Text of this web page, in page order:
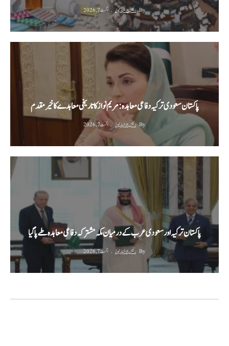
By رئیس الاخبار نیوز اگست 7, 2026
پاکستان سعودی ترکیہ دفاعی معاہدہ: مریم نواز کا تاریخی معاہدے کا خیرمقدم
By رئیس الاخبار نیوز اگست 7, 2026
پاکستان ترکیہ اور سعودی عرب کے درمیان مکہ مشترکہ دفاعی معاہدہ طے پا گیا
By رئیس الاخبار نیوز اگست 7, 2026